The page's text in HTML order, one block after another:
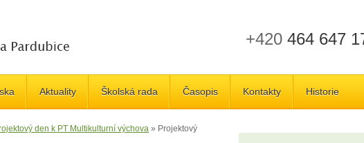
+420 464 647
Aktuality Školská rada Časopis Kontakty Historie
den k PT Multikulturní výchova » Projektový